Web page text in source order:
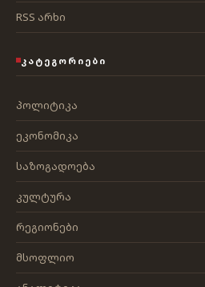
RSS არხი
ᲙᲐᲢᲔᲒᲝᲠᲘᲔᲑᲘ
პოლიტიკა
ეკონომიკა
საზოგადოება
კულტურა
რეგიონები
მსოფლიო